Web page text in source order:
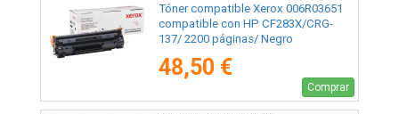
Tóner compatible Xerox 006R03651
compatible con HP CF283X/CRG-
137/ 2200 páginas/ Negro
48,50 €
Comprar